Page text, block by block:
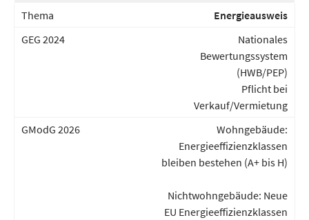
Energieausweis
Nationales
Bewertungssystem
(HWB/PEP)
Pflicht bei
Verkauf/Vermietung
Wohngebäude:
Energieeffizienzklassen
bleiben bestehen (A+ bis H)
Nichtwohngebäude: Neue
EU Energieeffizienzklassen